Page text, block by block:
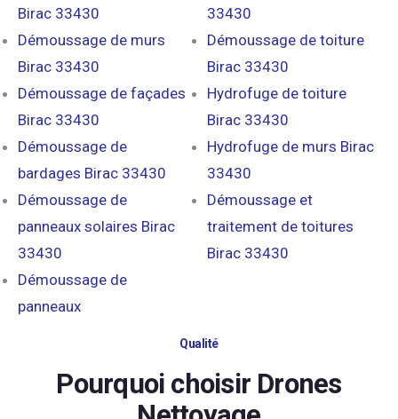
Birac 33430
Démoussage de murs
Birac 33430
Démoussage de façades
Birac 33430
Démoussage de
bardages Birac 33430
Démoussage de
panneaux solaires Birac
33430
Démoussage de
panneaux
33430
Démoussage de toiture
Birac 33430
Hydrofuge de toiture
Birac 33430
Hydrofuge de murs Birac
33430
Démoussage et
traitement de toitures
Birac 33430
Qualité
Pourquoi choisir Drones